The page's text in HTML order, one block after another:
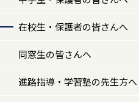
在校生・保護者の皆さんへ
同窓生の皆さんへ
進路指導・学習塾の先生方へ